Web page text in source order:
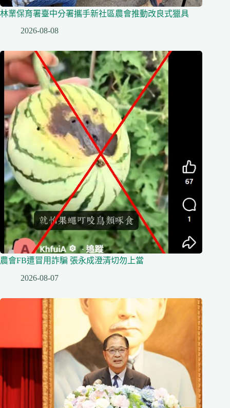
林業保育署臺中分署攜手新社區農會推動改良式獵具
2026-08-08
農會FB遭冒用詐騙 張永成澄清切勿上當
2026-08-07